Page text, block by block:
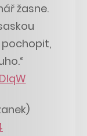
žasne.